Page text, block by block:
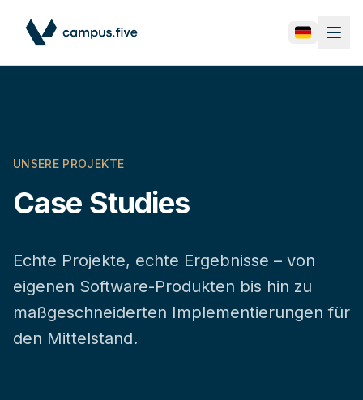
UNSERE PROJEKTE
Case Studies
Echte Projekte, echte Ergebnisse – von
eigenen Software-Produkten bis hin zu
maßgeschneiderten Implementierungen für
den Mittelstand.